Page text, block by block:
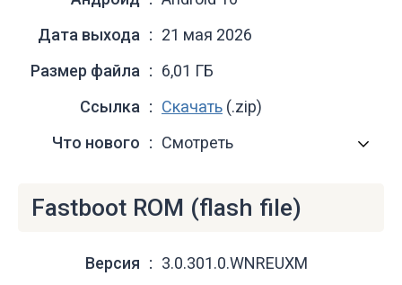
Дата выхода
21 мая 2026
Размер файла
6,01 ГБ
Ссылка
Скачать (.zip)
Что нового
Смотреть
Fastboot ROM (flash file)
Версия 3.0.301.0.WNREUXM